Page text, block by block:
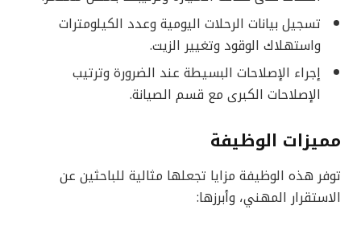
تسجيل بيانات الرحلات اليومية وعدد الكيلومترات
واستهلاك الوقود وتغيير الزيت.
إجراء الإصلاحات البسيطة عند الضرورة وترتيب
الإصلاحات الكبرى مع قسم الصيانة.
مميزات الوظيفة
توفر هذه الوظيفة مزايا تجعلها مثالية للباحثين عن
الاستقرار المهني، وأبرزها: